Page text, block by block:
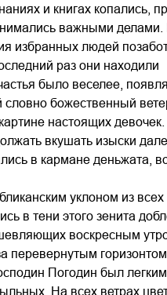
и книгах копались,
важными делами.
избранных людей
раз они находили
было веселее,
божественный
настоящих девочек.
вкушать изыски
в кармане деньжата,
уклоном из всех
в тени этого зенита
воскресным
перевернутым горизонтом
Погодин был
На всех ветрах